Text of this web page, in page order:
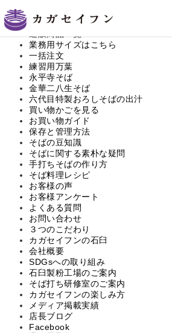
マイページはこちら
TOP
業務用サイズはこちら
一括注文
練習用万葉
永平寺そば
金華二八生そば
六代目特製おろしそばの出汁
買い物かごを見る
お買い物ガイド
保存と管理方法
そばの豆知識
そばに関する素朴な疑問
手打ちそばの作り方
そば料理レシピ
お客様の声
お客様アンケート
よくある質問
お問い合わせ
３つのこだわり
カガセイフンの石臼
会社概要
SDGsへの取り組み
石臼製粉工場のご案内
そば打ち研修室のご案内
カガセイフンの楽しみ方
メディア掲載実績
店長ブログ
Facebook